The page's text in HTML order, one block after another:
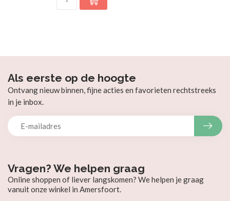
Vragen? We helpen graag
Online shoppen of liever langskomen? We helpen je graag
vanuit onze winkel in Amersfoort.
Als eerste op de hoogte
Ontvang nieuw binnen, fijne acties en favorieten rechtstreeks
in je inbox.